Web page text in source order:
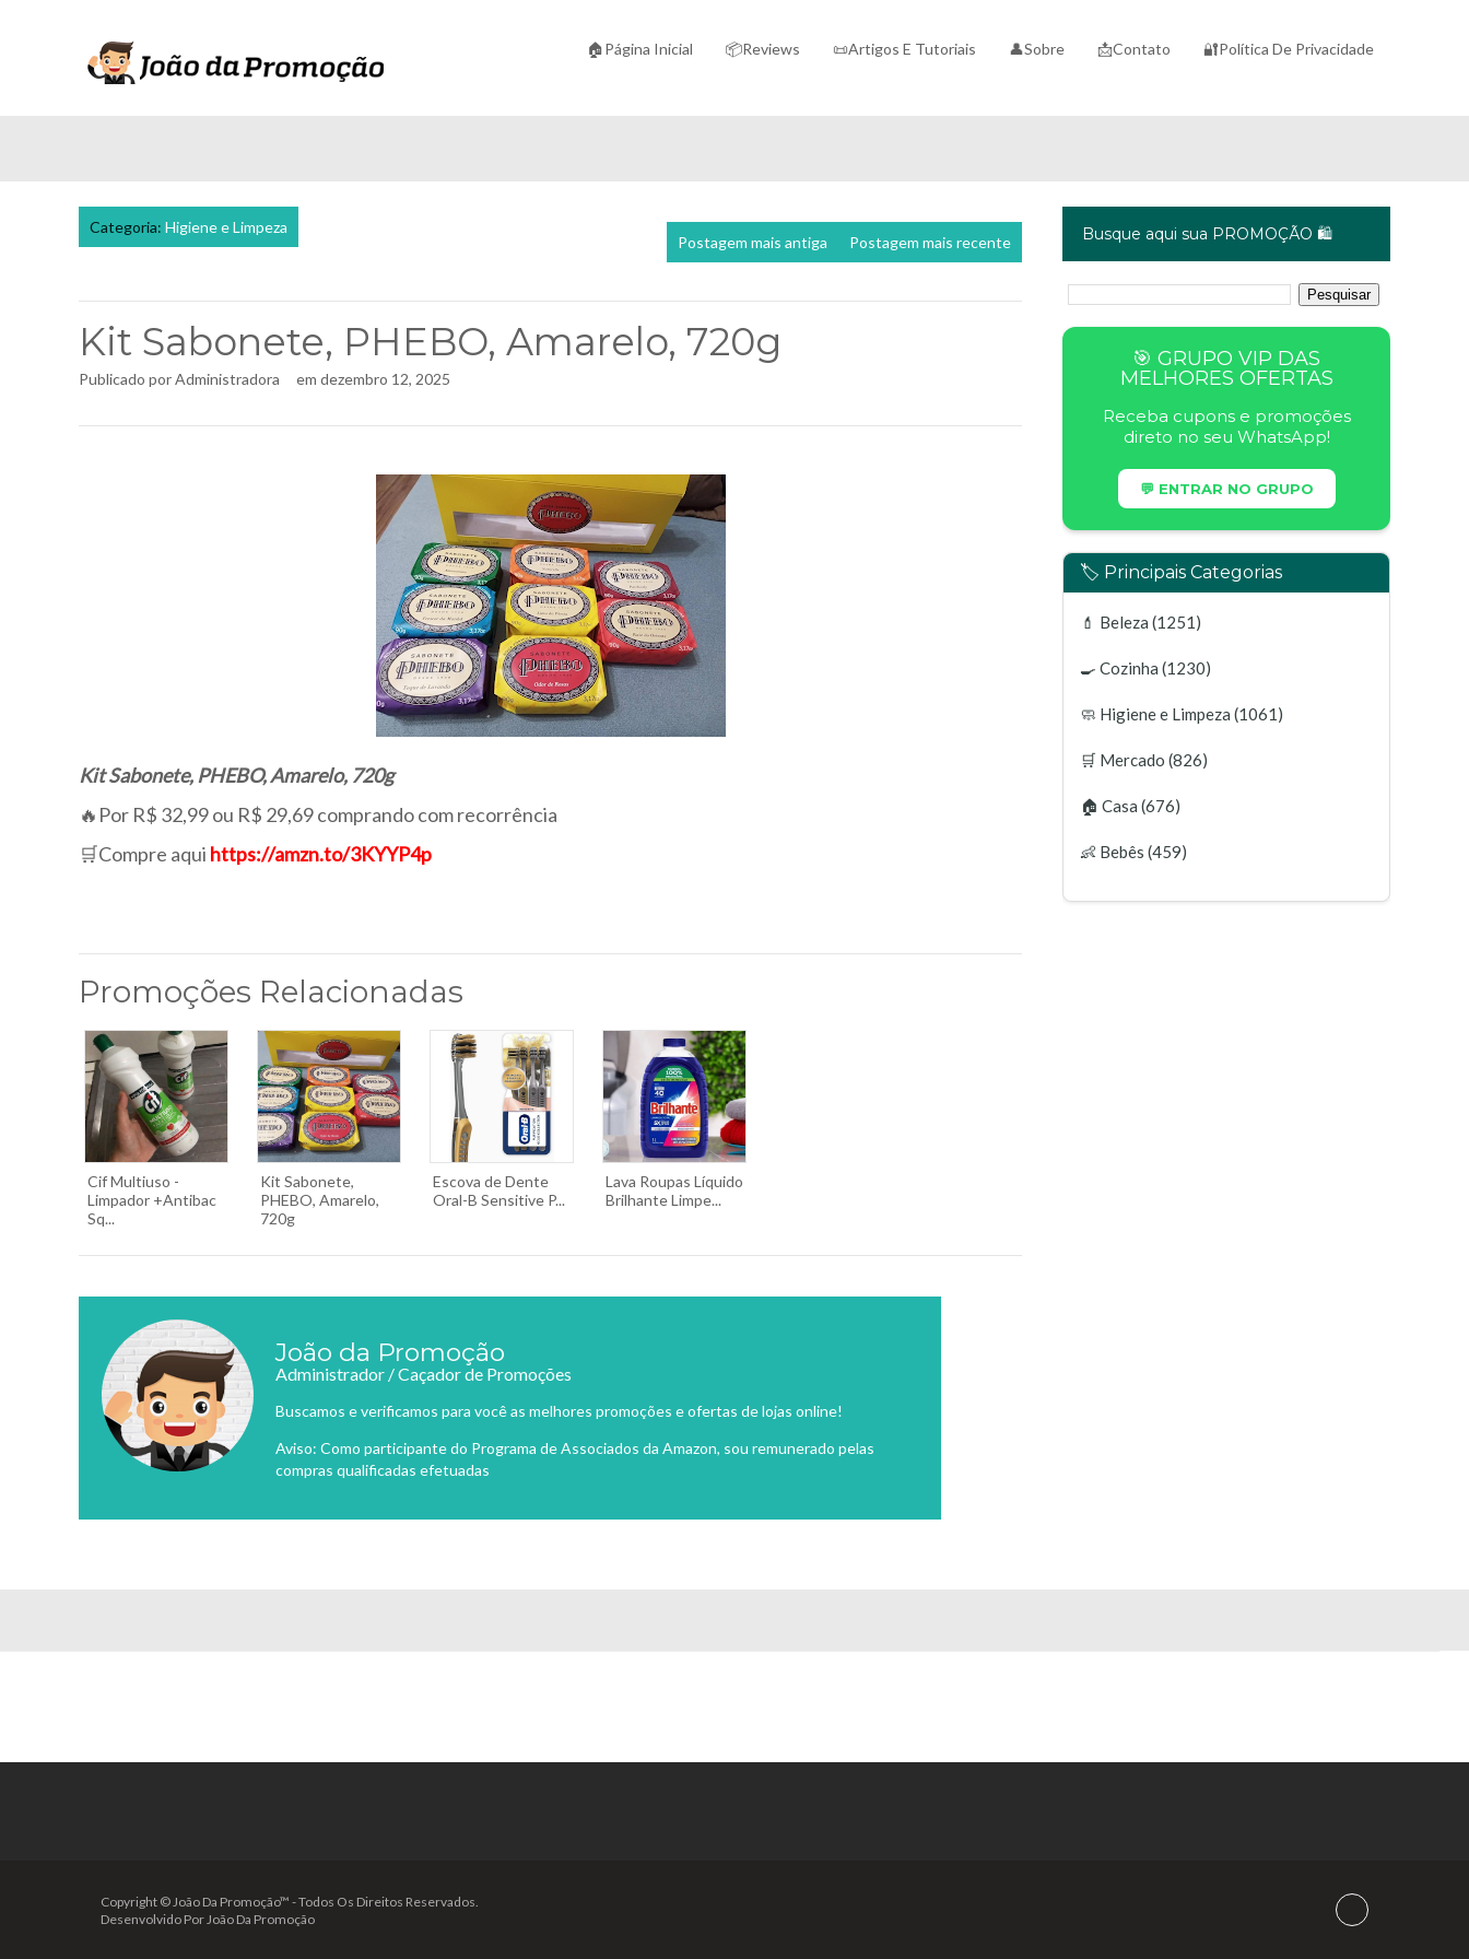
🏠Página Inicial 📦Reviews 📜Artigos E Tutoriais 👤Sobre 📩Contato 🔐Política De Privacidade
Categoria: Higiene e Limpeza
Postagem mais recente
Postagem mais antiga
Kit Sabonete, PHEBO, Amarelo, 720g
Publicado porAdministradora em dezembro 12, 2025
Kit Sabonete, PHEBO, Amarelo, 720g
🔥Por R$ 32,99 ou R$ 29,69 comprando com recorrência
🛒Compre aqui https://amzn.to/3KYYP4p
Promoções Relacionadas
Cif Multiuso -
Limpador +Antibac
Sq...
Kit Sabonete,
PHEBO, Amarelo,
720g
Escova de Dente
Oral-B Sensitive P...
Lava Roupas Líquido
Brilhante Limpe...
João da Promoção
Administrador / Caçador de Promoções
Buscamos e verificamos para você as melhores promoções e ofertas de lojas online!
Aviso: Como participante do Programa de Associados da Amazon, sou remunerado pelas
compras qualificadas efetuadas
Busque aqui sua PROMOÇÃO 🛍️
🎯 GRUPO VIP DAS
MELHORES OFERTAS
Receba cupons e promoções
direto no seu WhatsApp!
💬 ENTRAR NO GRUPO
🏷️ Principais Categorias
💄 Beleza (1251)
🍳 Cozinha (1230)
🧼 Higiene e Limpeza (1061)
🛒 Mercado (826)
🏠 Casa (676)
👶 Bebês (459)
Copyright © João Da Promoção™ - Todos Os Direitos Reservados.
Desenvolvido Por João Da Promoção